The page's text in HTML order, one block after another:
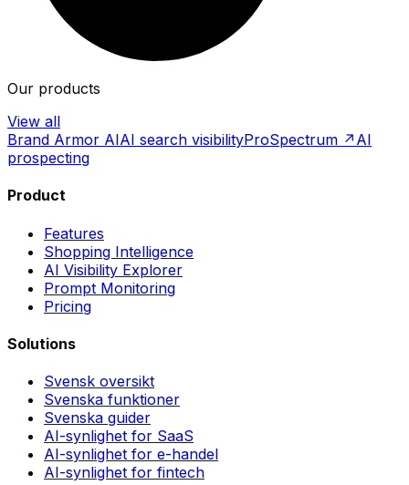
Our products
View all
Brand Armor AIAI search visibilityProSpectrum ↗ AI
prospecting
Product
Features
Shopping Intelligence
AI Visibility Explorer
Prompt Monitoring
Pricing
Solutions
Svensk oversikt
Svenska funktioner
Svenska guider
AI-synlighet for SaaS
AI-synlighet for e-handel
AI-synlighet for fintech